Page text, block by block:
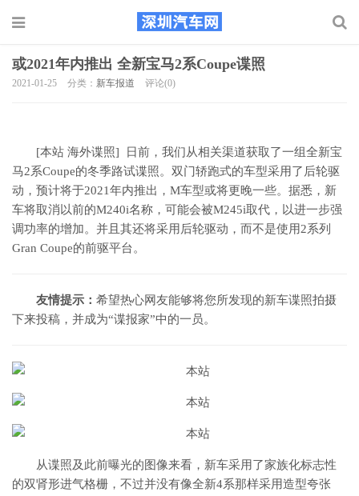
或2021年内推出 全新宝马2系Coupe谍照
2021-01-25 分类： 新车报道 评论(0)
[本站 海外谍照] 日前，我们从相关渠道获取了一组全新宝
马2系Coupe的冬季路试谍照。双门轿跑式的车型采用了后轮驱
动，预计将于2021年内推出，M车型或将更晚一些。据悉，新
车将取消以前的M240i名称，可能会被M245i取代，以进一步强
调功率的增加。并且其还将采用后轮驱动，而不是使用2系列
Gran Coupe的前驱平台。
友情提示： 希望热心网友能够将您所发现的新车谍照拍摄
下来投稿，并成为“谍报家”中的一员。
从谍照及此前曝光的图像来看，新车采用了家族化标志性
的双肾形进气格栅，不过并没有像全新4系那样采用造型夸张